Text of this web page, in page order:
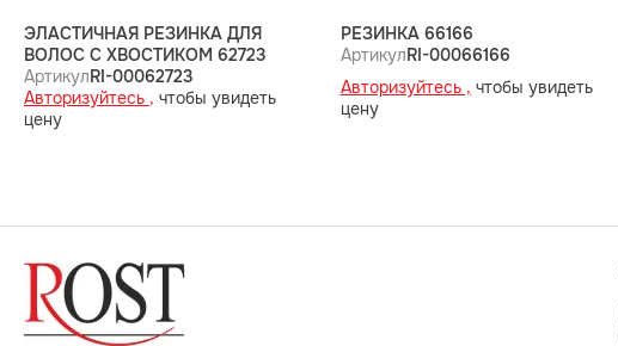
ЭЛАСТИЧНАЯ РЕЗИНКА ДЛЯ
ВОЛОС С ХВОСТИКОМ 62723
АртикулRI-00062723
Авторизуйтесь , чтобы увидеть
цену
РЕЗИНКА 66166
АртикулRI-00066166
Авторизуйтесь , чтобы увидеть
цену